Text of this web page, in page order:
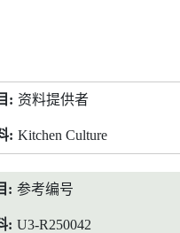
资料提供者
Kitchen Culture
参考编号
U3-R250042